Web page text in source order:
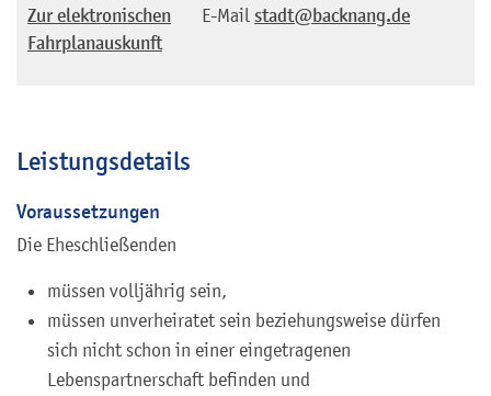
Zur elektronischen
Fahrplanauskunft
E-Mail stadt@backnang.de
Leistungsdetails
Voraussetzungen
Die Eheschließenden
müssen volljährig sein,
müssen unverheiratet sein beziehungsweise dürfen
sich nicht schon in einer eingetragenen
Lebenspartnerschaft befinden und